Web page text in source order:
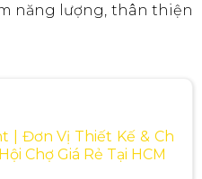
năng lượng, thân thiện
| Đơn Vị Thiết Kế & Ch
Chợ Giá Rẻ Tại HCM